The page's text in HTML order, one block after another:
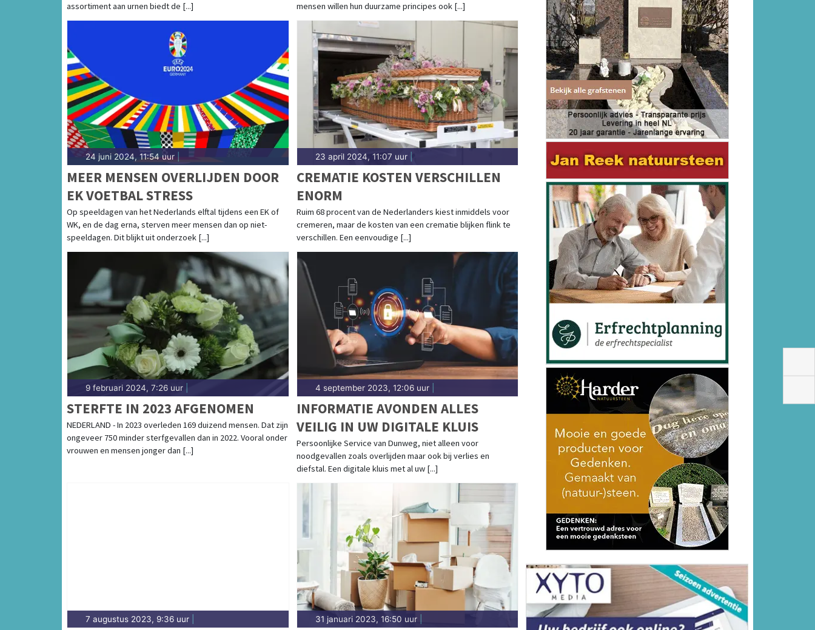
assortiment aan urnen biedt de [...]
mensen willen hun duurzame principes ook [...]
24 juni 2024, 11:54 uur
MEER MENSEN OVERLIJDEN DOOR
EK VOETBAL STRESS
Op speeldagen van het Nederlands elftal tijdens een EK of
WK, en de dag erna, sterven meer mensen dan op niet-
speeldagen. Dit blijkt uit onderzoek [...]
23 april 2024, 11:07 uur|
CREMATIE KOSTEN VERSCHILLEN
ENORM
Ruim 68 procent van de Nederlanders kiest inmiddels voor
cremeren, maar de kosten van een crematie blijken flink te
verschillen. Een eenvoudige [...]
9 februari 2024, 7:26 uur
STERFTE IN 2023 AFGENOMEN
NEDERLAND - In 2023 overleden 169 duizend mensen. Dat zijn
ongeveer 750 minder sterfgevallen dan in 2022. Vooral onder
vrouwen en mensen jonger dan [...]
4 september 2023, 12:06 uur|
INFORMATIE AVONDEN ALLES
VEILIG IN UW DIGITALE KLUIS
Persoonlijke Service van Dunweg, niet alleen voor
noodgevallen zoals overlijden maar ook bij verlies en
diefstal. Een digitale kluis met al uw [...]
7 augustus 2023, 9:36 uur 31 januari 2023, 16:50 uur|